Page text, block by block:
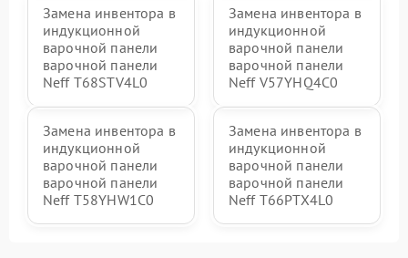
Замена инвентора в
индукционной
варочной панели
варочной панели
Neff T68STV4L0
Замена инвентора в
индукционной
варочной панели
варочной панели
Neff V57YHQ4C0
Замена инвентора в
индукционной
варочной панели
варочной панели
Neff T58YHW1C0
Замена инвентора в
индукционной
варочной панели
варочной панели
Neff T66PTX4L0